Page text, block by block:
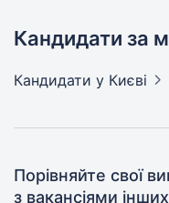
Кандидати за
Кандидати у Києві
Порівняйте свої
з вакансіями